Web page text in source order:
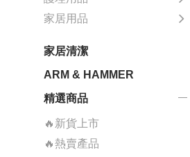
家居用品
家居清潔
ARM & HAMMER
精選商品
🔥新貨上市
🔥熱賣產品